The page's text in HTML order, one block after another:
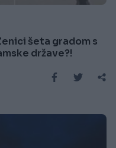
šeta gradom s
države?!